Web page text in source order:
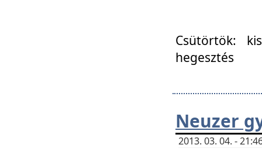
Csütörtök:
hegesztés
Neuzer
2013. 03. 04. -